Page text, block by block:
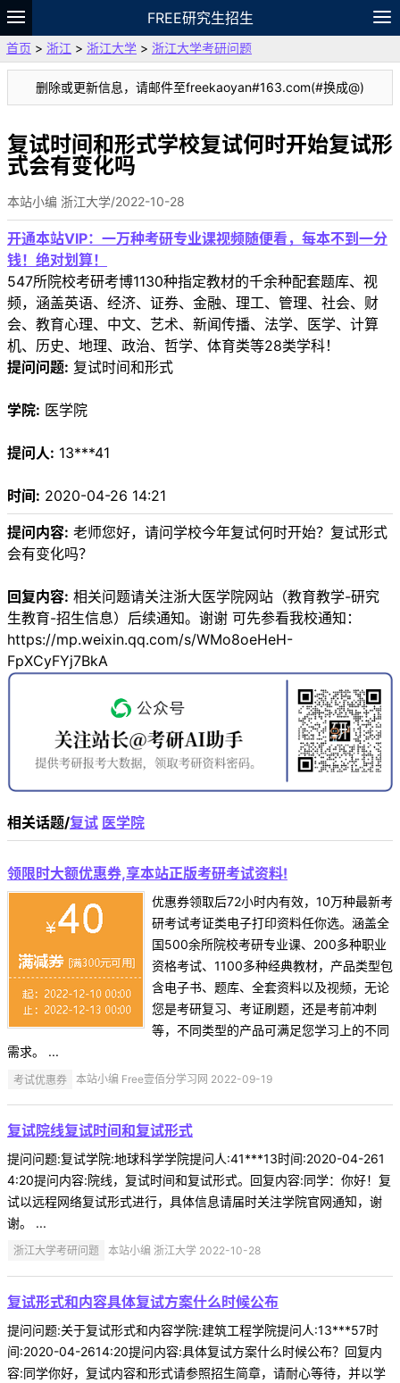
FREE研究生招生
题库
故事 专题 APP 笔记
VIP
资料
首页 > 浙江 > 浙江大学 > 浙江大学考研问题
删除或更新信息，请邮件至freekaoyan#163.com(#换成@)
复试时间和形式学校复试何时开始复试形
式会有变化吗
本站小编 浙江大学/2022-10-28
开通本站VIP：一万种考研专业课视频随便看，每本不到一分
钱！绝对划算！
547所院校考研考博1130种指定教材的千余种配套题库、视
频，涵盖英语、经济、证券、金融、理工、管理、社会、财
会、教育心理、中文、艺术、新闻传播、法学、医学、计算
机、历史、地理、政治、哲学、体育类等28类学科！
提问问题: 复试时间和形式
学院: 医学院
提问人: 13***41
时间: 2020-04-26 14:21
提问内容: 老师您好，请问学校今年复试何时开始？复试形式
会有变化吗？
回复内容: 相关问题请关注浙大医学院网站（教育教学-研究
生教育-招生信息）后续通知。谢谢 可先参看我校通知：
https://mp.weixin.qq.com/s/WMo8oeHeH-
FpXCyFYj7BkA
相关话题/复试 医学院
领限时大额优惠券,享本站正版考研考试资料!
优惠券领取后72小时内有效，10万种最新考
研考试考证类电子打印资料任你选。涵盖全
国500余所院校考研专业课、200多种职业
资格考试、1100多种经典教材，产品类型包
含电子书、题库、全套资料以及视频，无论
您是考研复习、考证刷题，还是考前冲刺
等，不同类型的产品可满足您学习上的不同
需求。 ...
考试优惠券 本站小编 Free壹佰分学习网 2022-09-19
复试院线复试时间和复试形式
提问问题:复试学院:地球科学学院提问人:41***13时间:2020-04-261
4:20提问内容:院线，复试时间和复试形式。回复内容:同学：你好！复
试以远程网络复试形式进行，具体信息请届时关注学院官网通知，谢
谢。 ...
浙江大学考研问题 本站小编 浙江大学 2022-10-28
复试形式和内容具体复试方案什么时候公布
提问问题:关于复试形式和内容学院:建筑工程学院提问人:13***57时
间:2020-04-2614:20提问内容:具体复试方案什么时候公布？回复内
容:同学你好，复试内容和形式请参照招生简章，请耐心等待，并以学